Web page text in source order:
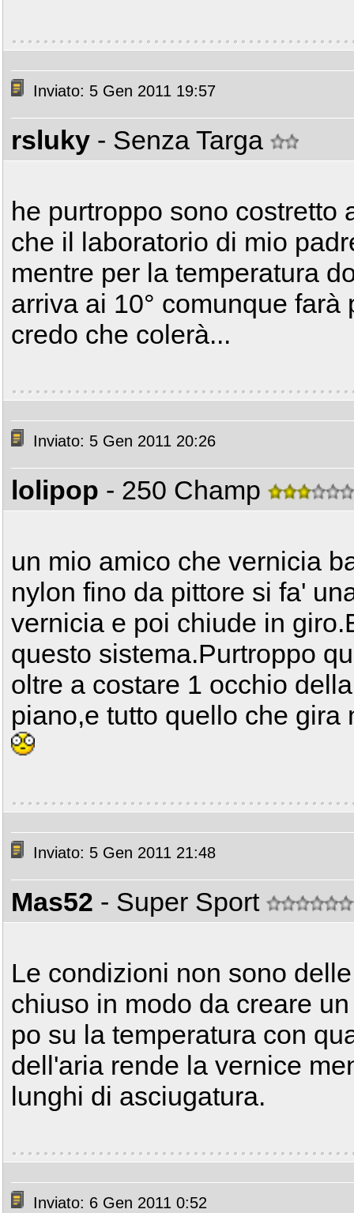
Inviato: 5 Gen 2011 19:57
rsluky - Senza Targa
he purtroppo sono costretto
che il laboratorio di mio
mentre per la temperatura
arriva ai 10° comunque
credo che colerà...
Inviato: 5 Gen 2011 20:26
lolipop - 250 Champ
un mio amico che vernicia
nylon fino da pittore si fa'
vernicia e poi chiude in
questo sistema.Purtroppo
oltre a costare 1 occhio
piano,e tutto quello che
Inviato: 5 Gen 2011 21:48
Mas52 - Super Sport
Le condizioni non sono
chiuso in modo da creare
po su la temperatura con
dell'aria rende la vernice
lunghi di asciugatura.
Inviato: 6 Gen 2011 0:52